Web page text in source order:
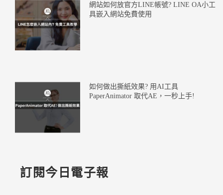
網站如何放官方LINE帳號? LINE OA小工
具嵌入網站免費使用
如何做出撕紙效果? 用AI工具
PaperAnimator 取代AE，一秒上手!
訂閱今日電子報